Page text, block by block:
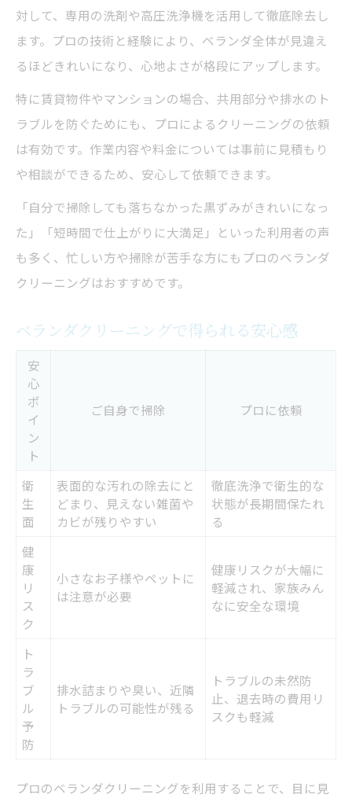
対して、専用の洗剤や高圧洗浄機を活用して徹底除去し
ます。プロの技術と経験により、ベランダ全体が見違え
るほどきれいになり、心地よさが格段にアップします。
特に賃貸物件やマンションの場合、共用部分や排水のト
ラブルを防ぐためにも、プロによるクリーニングの依頼
は有効です。作業内容や料金については事前に見積もり
や相談ができるため、安心して依頼できます。
「自分で掃除しても落ちなかった黒ずみがきれいになっ
た」「短時間で仕上がりに大満足」といった利用者の声
も多く、忙しい方や掃除が苦手な方にもプロのベランダ
クリーニングはおすすめです。
ベランダクリーニングで得られる安心感
安
心
ポ
イ
ン
ト
ご自身で掃除 プロに依頼
衛
生
面
表面的な汚れの除去にと
どまり、見えない雑菌や
カビが残りやすい
徹底洗浄で衛生的な
状態が長期間保たれ
る
健
康
リ
ス
ク
小さなお子様やペットに
は注意が必要
健康リスクが大幅に
軽減され、家族みん
なに安全な環境
ト
ラ
ブ
ル
予
防
排水詰まりや臭い、近隣
トラブルの可能性が残る
トラブルの未然防
止、退去時の費用リ
スクも軽減
プロのベランダクリーニングを利用することで、目に見